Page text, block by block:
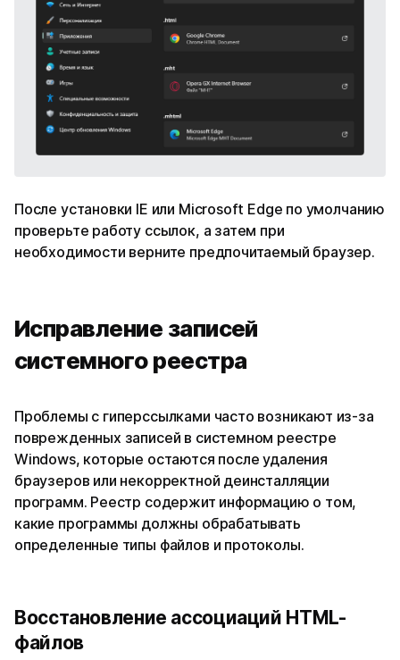
После установки IE или Microsoft Edge по умолчанию
проверьте работу ссылок, а затем при
необходимости верните предпочитаемый браузер.
Исправление записей
системного реестра
Проблемы с гиперссылками часто возникают из-за
поврежденных записей в системном реестре
Windows, которые остаются после удаления
браузеров или некорректной деинсталляции
программ. Реестр содержит информацию о том,
какие программы должны обрабатывать
определенные типы файлов и протоколы.
Восстановление ассоциаций HTML-
файлов